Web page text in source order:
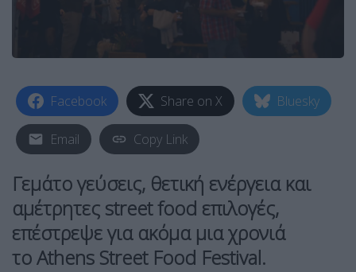
Facebook Share on X Bluesky
Email Copy Link
Γεμάτο γεύσεις, θετική ενέργεια και
αμέτρητες street food επιλογές,
επέστρεψε για ακόμα μια χρονιά
τοAthens Street Food Festival.